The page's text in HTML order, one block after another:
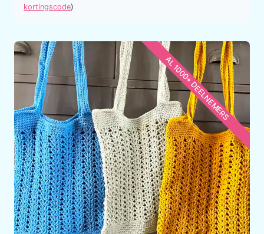
kortingscode)
AL 1000+ DEELNEMERS